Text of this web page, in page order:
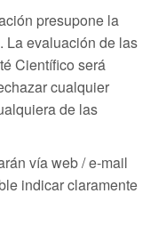
presupone la
La evaluación de las
Científico será
cualquier
de las
vía web / e-mail
indicar claramente